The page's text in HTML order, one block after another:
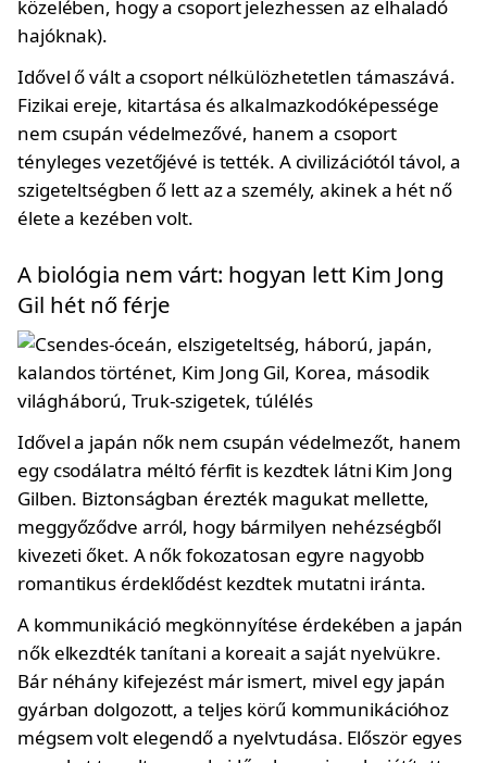
közelében, hogy a csoport jelezhessen az elhaladó
hajóknak).
Idővel ő vált a csoport nélkülözhetetlen támaszává.
Fizikai ereje, kitartása és alkalmazkodóképessége
nem csupán védelmezővé, hanem a csoport
tényleges vezetőjévé is tették. A civilizációtól távol, a
szigeteltségben ő lett az a személy, akinek a hét nő
élete a kezében volt.
A biológia nem várt: hogyan lett Kim Jong
Gil hét nő férje
Idővel a japán nők nem csupán védelmezőt, hanem
egy csodálatra méltó férfit is kezdtek látni Kim Jong
Gilben. Biztonságban érezték magukat mellette,
meggyőződve arról, hogy bármilyen nehézségből
kivezeti őket. A nők fokozatosan egyre nagyobb
romantikus érdeklődést kezdtek mutatni iránta.
A kommunikáció megkönnyítése érdekében a japán
nők elkezdték tanítani a koreait a saját nyelvükre.
Bár néhány kifejezést már ismert, mivel egy japán
gyárban dolgozott, a teljes körű kommunikációhoz
mégsem volt elegendő a nyelvtudása. Először egyes